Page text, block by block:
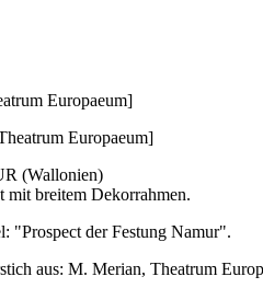
Europaeum]
Europaeum]
(Wallonien)
mit breitem Dekorrahmen.
"Prospect der Festung Namur".
aus: M. Merian, Theatrum